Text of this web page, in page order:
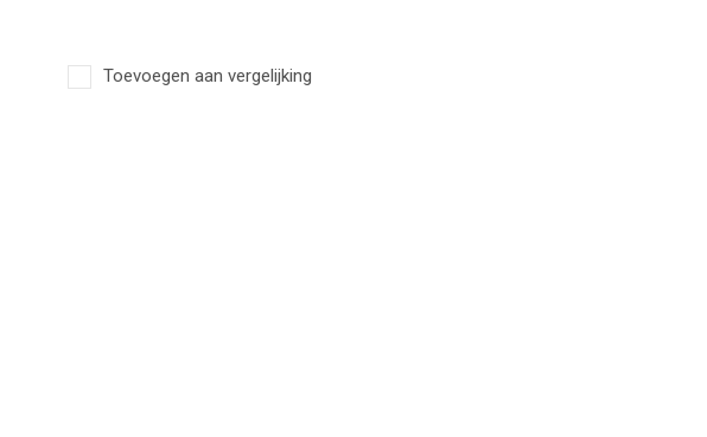
Toevoegen aan vergelijking